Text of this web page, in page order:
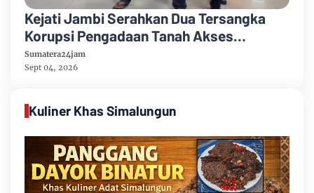
Kejati Jambi Serahkan Dua Tersangka
Korupsi Pengadaan Tanah Akses
Pelabuhan Ujung Jabung Ke Penuntut
Umum
Sumatera24jam
Sept 04, 2026
Kuliner Khas Simalungun